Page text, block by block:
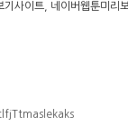
기사이트, 네이버웹툰미